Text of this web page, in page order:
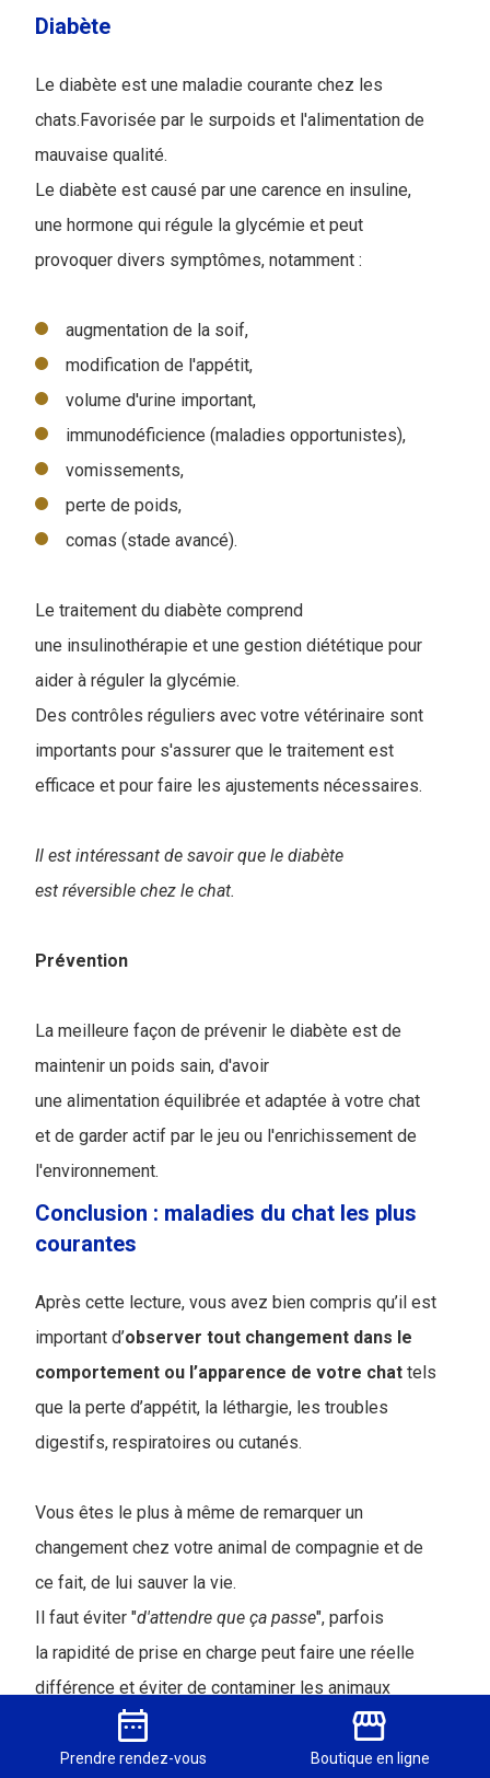
Diabète
Le diabète est une maladie courante chez les
chats.Favorisée par le surpoids et l'alimentation de
mauvaise qualité.
Le diabète est causé par une carence en insuline,
une hormone qui régule la glycémie et peut
provoquer divers symptômes, notamment :
augmentation de la soif,
modification de l'appétit,
volume d'urine important,
immunodéficience (maladies opportunistes),
vomissements,
perte de poids,
comas (stade avancé).
Le traitement du diabète comprend
une insulinothérapie et une gestion diététique pour
aider à réguler la glycémie.
Des contrôles réguliers avec votre vétérinaire sont
importants pour s'assurer que le traitement est
efficace et pour faire les ajustements nécessaires.
Il est intéressant de savoir que le diabète
est réversible chez le chat.
Prévention
La meilleure façon de prévenir le diabète est de
maintenir un poids sain, d'avoir
une alimentation équilibrée et adaptée à votre chat
et de garder actif par le jeu ou l'enrichissement de
l'environnement.
Conclusion : maladies du chat les plus
courantes
Après cette lecture, vous avez bien compris qu’il est
important d’observer tout changement dans le
comportement ou l’apparence de votre chat tels
que la perte d’appétit, la léthargie, les troubles
digestifs, respiratoires ou cutanés.
Vous êtes le plus à même de remarquer un
changement chez votre animal de compagnie et de
ce fait, de lui sauver la vie.
Il faut éviter "d'attendre que ça passe", parfois
la rapidité de prise en charge peut faire une réelle
différence et éviter de contaminer les animaux
environnants.
date_range
Prendrerendez-vous
storefront
Boutique en ligne